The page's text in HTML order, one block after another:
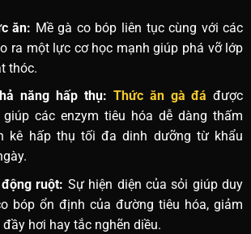
ăn: Mề gà co bóp liên tục cùng với các
ra một lực cơ học mạnh giúp phá vỡ lớp
thóc.
năng hấp thụ: Thức ăn gà đá được
các enzym tiêu hóa dễ dàng thấm
kê hấp thụ tối đa dinh dưỡng từ khẩu
ruột: Sự hiện diện của sỏi giúp duy
bóp ổn định của đường tiêu hóa, giảm
hơi hay tắc nghẽn diều.